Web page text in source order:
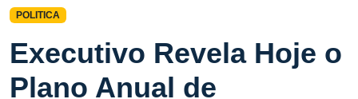
POLITICA
Executivo Revela Hoje o
Plano Anual de